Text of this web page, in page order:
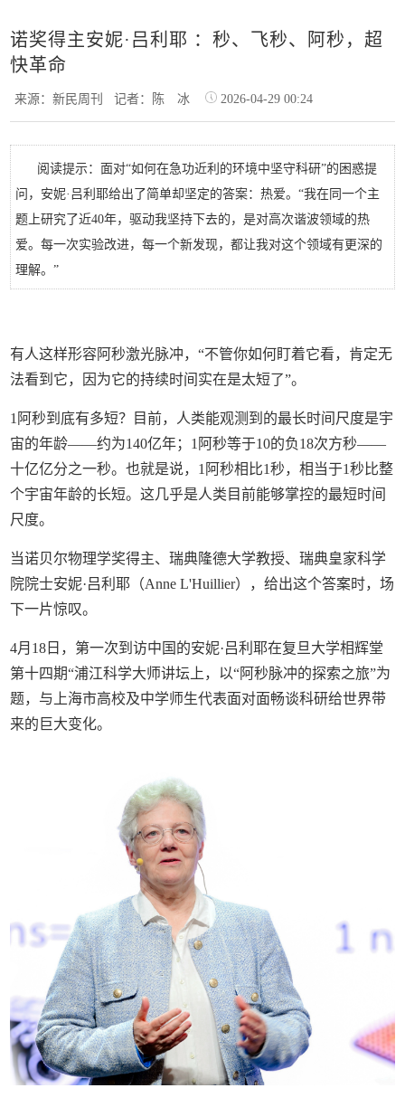
诺奖得主安妮·吕利耶 ：秒、飞秒、阿秒，超
快革命
来源：新民周刊记者：陈 冰 2026-04-29 00:24
阅读提示：面对“如何在急功近利的环境中坚守科研”的困惑提
问，安妮·吕利耶给出了简单却坚定的答案：热爱。“我在同一个主
题上研究了近40年，驱动我坚持下去的，是对高次谐波领域的热
爱。每一次实验改进，每一个新发现，都让我对这个领域有更深的
理解。”
有人这样形容阿秒激光脉冲，“不管你如何盯着它看，肯定无
法看到它，因为它的持续时间实在是太短了”。
1阿秒到底有多短？目前，人类能观测到的最长时间尺度是宇
宙的年龄——约为140亿年；1阿秒等于10的负18次方秒——
十亿亿分之一秒。也就是说，1阿秒相比1秒，相当于1秒比整
个宇宙年龄的长短。这几乎是人类目前能够掌控的最短时间
尺度。
当诺贝尔物理学奖得主、瑞典隆德大学教授、瑞典皇家科学
院院士安妮·吕利耶（Anne L'Huillier），给出这个答案时，场
下一片惊叹。
4月18日，第一次到访中国的安妮·吕利耶在复旦大学相辉堂
第十四期“浦江科学大师讲坛上，以“阿秒脉冲的探索之旅”为
题，与上海市高校及中学师生代表面对面畅谈科研给世界带
来的巨大变化。